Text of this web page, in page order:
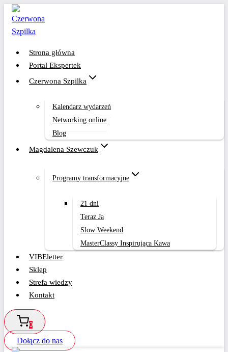
Przejdź
treści
Strona główna
Portal Ekspertek
Czerwona Szpilka
Kalendarz wydarzeń
Networking online
Blog
Magdalena Szewczuk
Programy transformacyjne
21 dni
Teraz Ja
Slow Weekend
MasterClassy Inspirująca Kawa
VIBEletter
Sklep
Strefa wiedzy
Kontakt
0
Dołącz do nas